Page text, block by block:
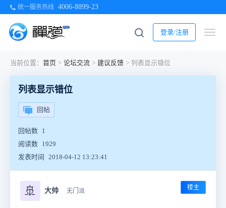
统一服务热线 4006-8899-23
登录/注册
当前位置： 首页 > 论坛交流 > 建议反馈 > 列表显示错位
列表显示错位
回帖
回帖数 1
阅读数 1929
发表时间
2018-04-12 13:23:41
🚢 大帅 无门派 楼主